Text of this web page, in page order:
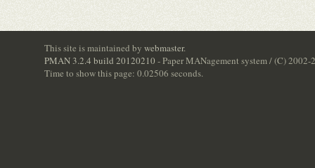
This site is maintained by webmaster.
PMAN 3.2.4 build 20120210 - Paper MANagement system / (C)
Time to show this page: 0.02506 seconds.